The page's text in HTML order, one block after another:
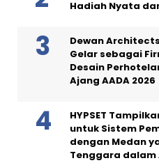
Hadiah Nyata
Dewan
Gelar sebagai
Desain
Ajang AADA 2026
HYPSET
untuk Sistem
dengan Medan
Tenggara dalam